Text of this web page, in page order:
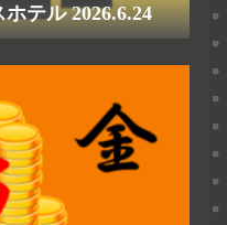
テル 2026.6.24